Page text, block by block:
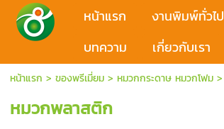
หน้าแรก งานพิมพ์ทั่วไป
บทความ
เกี่ยวกับเรา
หน้าแรก > ของพรีเมี่ยม> หมวกกระดาษ หมวกโฟม>
หมวกพลาสติก